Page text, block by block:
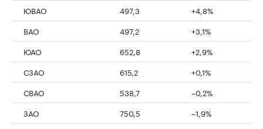
ЮВАО
497,3
+4,8%
ВАО
497,2
+3,1%
ЮАО
652,8
+2,9%
СЗАО
615,2
+0,1%
СВАО
538,7
–0,2%
ЗАО
750,5
–1,9%